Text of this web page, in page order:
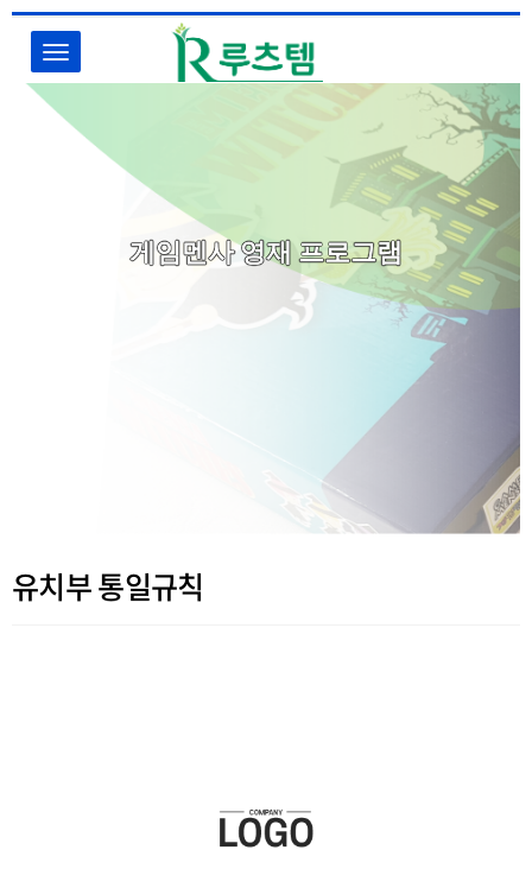
Toggle
navigation
게임멘사 영재 프로그램
유치부 통일규칙